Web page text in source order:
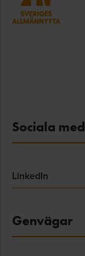
Sociala
LinkedIn
Genvägar